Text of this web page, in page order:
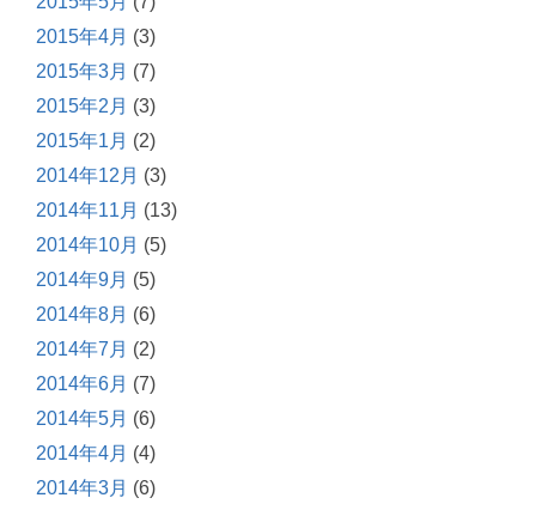
2015年4月 (3)
2015年3月 (7)
2015年2月 (3)
2015年1月 (2)
2014年12月 (3)
2014年11月 (13)
2014年10月 (5)
2014年9月 (5)
2014年8月 (6)
2014年7月 (2)
2014年6月 (7)
2014年5月 (6)
2014年4月 (4)
2014年3月 (6)